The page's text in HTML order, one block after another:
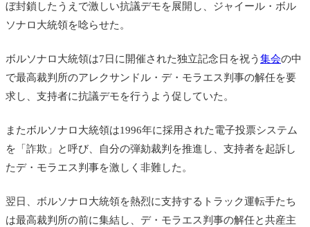
ぼ封鎖したうえで激しい抗議デモを展開し、ジャイール・ボル
ソナロ大統領を唸らせた。
ボルソナロ大統領は7日に開催された独立記念日を祝う 集会の中
で最高裁判所のアレクサンドル・デ・モラエス判事の解任を要
求し、支持者に抗議デモを行うよう促していた。
またボルソナロ大統領は1996年に採用された電子投票システム
を「詐欺」と呼び、自分の弾劾裁判を推進し、支持者を起訴し
たデ・モラエス判事を激しく非難した。
翌日、ボルソナロ大統領を熱烈に支持するトラック運転手たち
は最高裁判所の前に集結し、デ・モラエス判事の解任と共産主